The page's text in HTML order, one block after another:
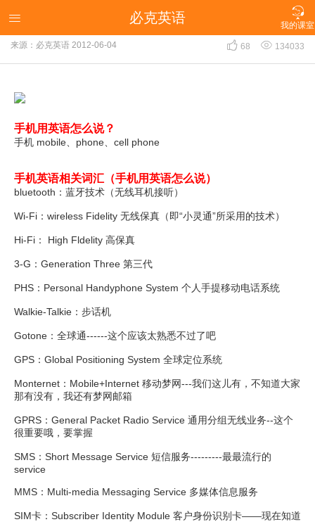

我的课室
 必克英语
手机用英语怎么说?
来源：必克英语 2012-06-04  68  134033
手机用英语怎么说？
手机 mobile、phone、cell phone
手机英语相关词汇（手机用英语怎么说）
bluetooth：蓝牙技术（无线耳机接听）
Wi-Fi：wireless Fidelity 无线保真（即“小灵通”所采用的技术）
Hi-Fi： High Fldelity 高保真
3-G：Generation Three 第三代
PHS：Personal Handyphone System 个人手提移动电话系统
Walkie-Talkie：步话机
Gotone：全球通------这个应该太熟悉不过了吧
GPS：Global Positioning System 全球定位系统
Monternet：Mobile+Internet 移动梦网---我们这儿有，不知道大家
那有没有，我还有梦网邮箱
GPRS：General Packet Radio Service 通用分组无线业务--这个
很重要哦，要掌握
SMS：Short Message Service 短信服务---------最最流行的
service
MMS：Multi-media Messaging Service 多媒体信息服务
SIM卡：Subscriber Identity Module 客户身份识别卡——现在知道